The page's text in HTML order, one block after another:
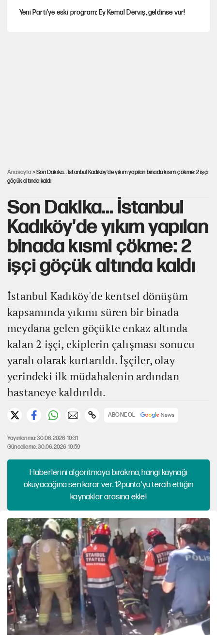
Yeni Parti'ye eski program: Ey Kemal Derviş, geldinse vur!
Anasayfa > Son Dakika... İstanbul Kadıköy'de yıkım yapılan binada kısmi çökme: 2 işçi
göçük altında kaldı
Son Dakika... İstanbul
Kadıköy'de yıkım yapılan
binada kısmi çökme: 2
işçi göçük altında kaldı
İstanbul Kadıköy'de kentsel dönüşüm
kapsamında yıkımı süren bir binada
meydana gelen göçükte enkaz altında
kalan 2 işçi, ekiplerin çalışması sonucu
yaralı olarak kurtarıldı. İşçiler, olay
yerindeki ilk müdahalenin ardından
hastaneye kaldırıldı.
ABONE OL
Yayınlanma: 30.06.2026 10:31
Güncelleme: 30.06.2026 10:59
Haberlerini algoritmaya bırakma, hangi kaynağı
okuyacağına sen karar ver. 12punto'yu tercih ettiğin
kaynaklar arasına ekle!